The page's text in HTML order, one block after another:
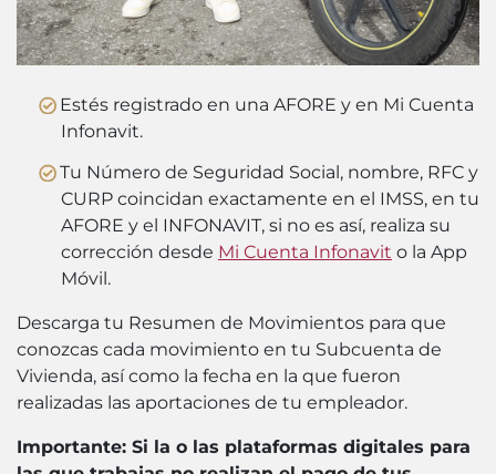
Estés registrado en una AFORE y en Mi Cuenta
Infonavit.
Tu Número de Seguridad Social, nombre, RFC y
CURP coincidan exactamente en el IMSS, en tu
AFORE y el INFONAVIT, si no es así, realiza su
corrección desde Mi Cuenta Infonavit o la App
Móvil.
Descarga tu Resumen de Movimientos para que
conozcas cada movimiento en tu Subcuenta de
Vivienda, así como la fecha en la que fueron
realizadas las aportaciones de tu empleador.
Importante: Si la o las plataformas digitales para